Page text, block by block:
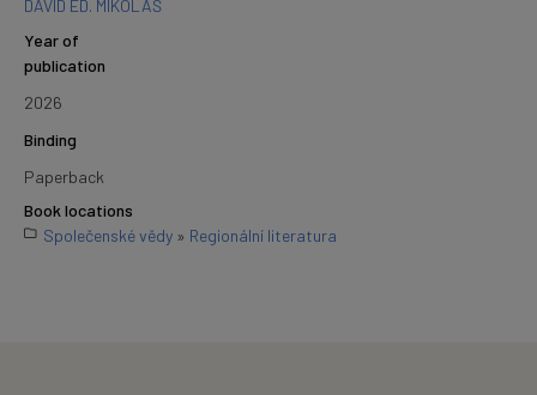
DAVID ED. MIKOLÁŠ
Year of
publication
2026
Binding
Paperback
Book locations
Společenské vědy » Regionální literatura